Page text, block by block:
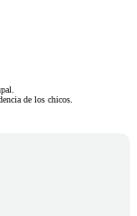
de los chicos.